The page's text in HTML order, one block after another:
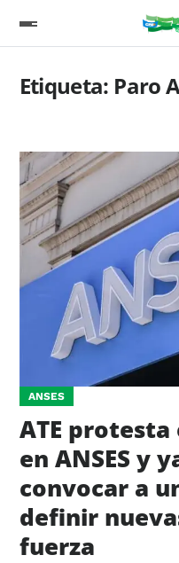
Etiqueta: Paro
ANSES
ATE
en ANSES y
convocar a
definir
fuerza